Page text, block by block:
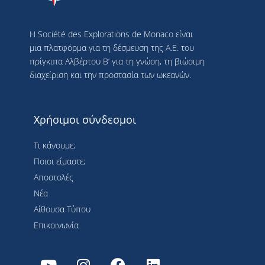
Η Société des Explorations de Monaco είναι
μια πλατφόρμα για τη δέσμευση της Α.Ε. του
πρίγκιπα Αλβέρτου Β’ για τη γνώση, τη βιώσιμη
διαχείριση και την προστασία των ωκεανών.
Χρήσιμοι σύνδεσμοι
Τι κάνουμε;
Ποιοι είμαστε;
Αποστολές
Νέα
Αίθουσα Τύπου
Επικοινωνία